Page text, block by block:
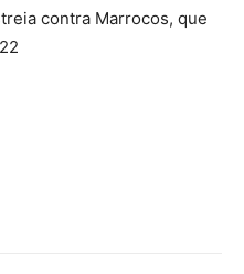
contra Marrocos, que